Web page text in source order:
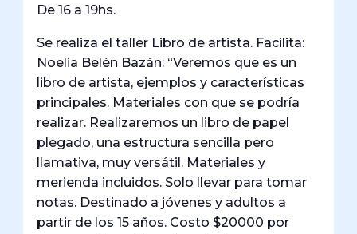
De 16 a 19hs.
Se realiza el taller Libro de artista. Facilita:
Noelia Belén Bazán: “Veremos que es un
libro de artista, ejemplos y características
principales. Materiales con que se podría
realizar. Realizaremos un libro de papel
plegado, una estructura sencilla pero
llamativa, muy versátil. Materiales y
merienda incluidos. Solo llevar para tomar
notas. Destinado a jóvenes y adultos a
partir de los 15 años. Costo $20000 por